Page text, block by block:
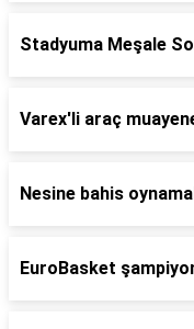
Stadyuma Meşale
Varex'li araç
Nesine bahis
EuroBasket